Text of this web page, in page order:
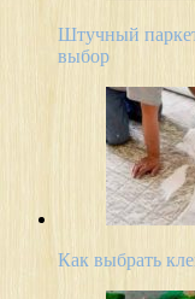
Штучный
выбор
Как выбрать